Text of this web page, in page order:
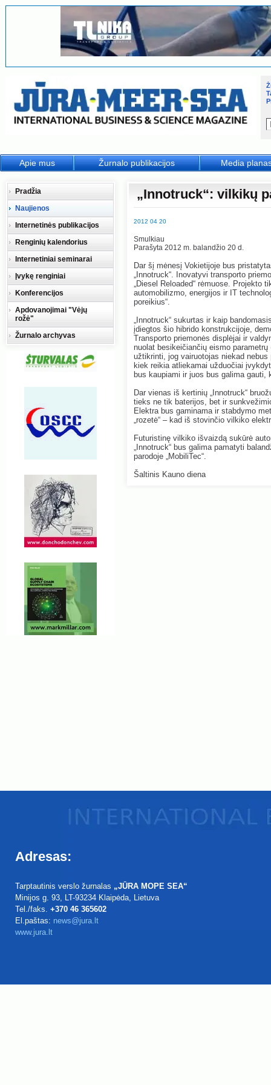
„Innotruck“: vilkikų
2012 04 20
Smulkiau
Parašyta 2012 m. balandžio 20 d.
Dar šį mėnesį Vokietijoje bus
„Innotruck“. Inovatyvi transporto
„Diesel Reloaded“ rėmuose. Projekto
automobilizmo, energijos ir IT
poreikius“.
„Innotruck“ sukurtas ir kaip
įdiegtos šio hibrido konstrukcijoje,
Transporto priemonės displėjai ir
nuolat besikeičiančių eismo
užtikrinti, jog vairuotojas niekad
kiek reikia atliekamai užduočiai
bus kaupiami ir juos bus galima gauti,
Dar vienas iš kertinių „Innotruck“
tieks ne tik baterijos, bet ir
Elektra bus gaminama ir stabdymo
„rozetė“ – kad iš stovinčio vilkiko
Futuristinę vilkiko išvaizdą sukūrė
„Innotruck“ bus galima pamatyti
parodoje „MobiliTec“.
Šaltinis Kauno diena
Pradžia
Naujienos
Internetinės publikacijos
Renginių kalendorius
Internetiniai seminarai
Įvykę renginiai
Konferencijos
Apdovanojimai "Vėjų
rožė"
Žurnalo archyvas
Apie mus Žurnalo publikacijos Media
Adresas:
Tarptautinis verslo žurnalas „JŪRA MOPE SEA“
Minijos g. 93, LT-93234 Klaipėda, Lietuva
Tel./faks. +370 46 365602
El.paštas: news@jura.lt
www.jura.lt